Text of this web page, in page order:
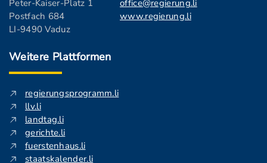
Peter-Kaiser-Platz 1
Postfach 684
LI-9490 Vaduz
office@regierung.li
www.regierung.li
Weitere Plattformen
regierungsprogramm.li
llv.li
landtag.li
gerichte.li
fuerstenhaus.li
staatskalender.li